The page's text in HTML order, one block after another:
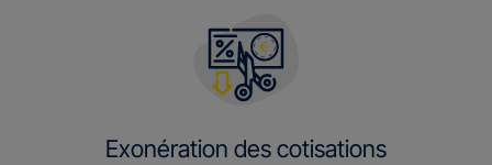
Exonération des cotisations